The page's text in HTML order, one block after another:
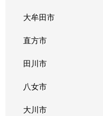
大牟田市
直方市
田川市
八女市
大川市